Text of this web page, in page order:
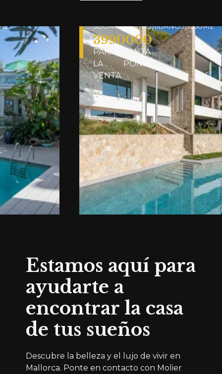
PARA
LA
VENTA
|SANTA
PONSA
5DORMITORIOS|6BAÑOS|1250M2
3990000
Estamos aquí para
ayudarte a
encontrar la casa
de tus sueños
Descubre la belleza y el lujo de vivir en
Mallorca. Ponte en contacto con Molier